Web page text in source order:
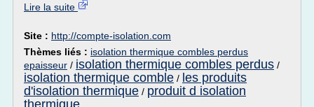
Lire la suite
Site : http://compte-isolation.com
Thèmes liés : isolation thermique combles perdus
epaisseur / isolation thermique combles perdus /
isolation thermique comble / les produits
d'isolation thermique / produit d isolation
thermique